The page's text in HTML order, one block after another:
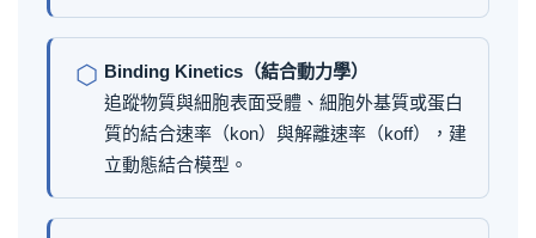
⬡ Binding Kinetics（結合動力學）
追蹤物質與細胞表面受體、細胞外基質或蛋白
質的結合速率（kon）與解離速率（koff），建
立動態結合模型。